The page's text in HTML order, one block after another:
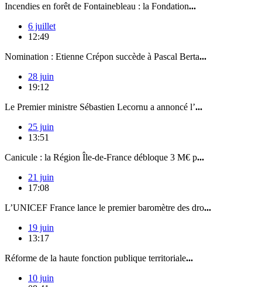
Incendies en forêt de Fontainebleau : la Fondation...
6 juillet
12:49
Nomination : Etienne Crépon succède à Pascal Berta...
28 juin
19:12
Le Premier ministre Sébastien Lecornu a annoncé l’...
25 juin
13:51
Canicule : la Région Île-de-France débloque 3 M€ p...
21 juin
17:08
L’UNICEF France lance le premier baromètre des dro...
19 juin
13:17
Réforme de la haute fonction publique territoriale...
10 juin